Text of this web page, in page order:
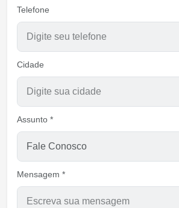
Telefone
Cidade
Assunto *
Mensagem *